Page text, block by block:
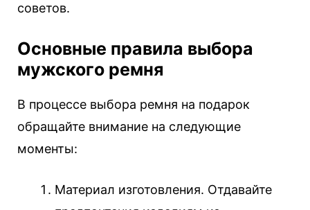
советов.
Основные правила выбора
мужского ремня
В процессе выбора ремня на подарок
обращайте внимание на следующие
моменты:
Материал изготовления. Отдавайте